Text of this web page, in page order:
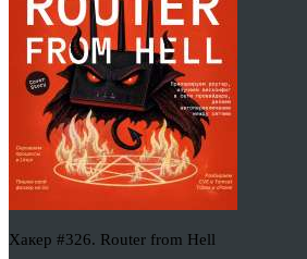
Хакер #326. Router from Hell